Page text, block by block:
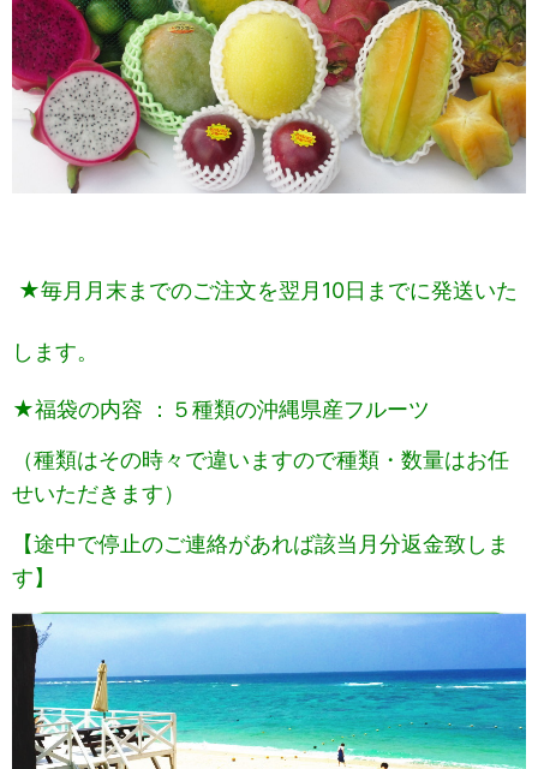
★毎月月末までのご注文を翌月10日までに発送いた
します。
★福袋の内容 ：５種類の沖縄県産フルーツ
（種類はその時々で違いますので種類・数量はお任
せいただきます）
【途中で停止のご連絡があれば該当月分返金致しま
す】